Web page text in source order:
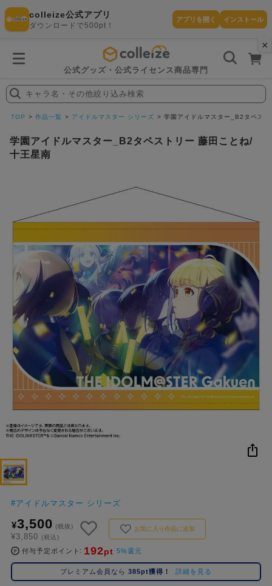
×
colleize公式アプリ
ダウンロードで500pt！
アプリを開く インストール
公式グッズ・公式ライセンス商品専門
探
す
在庫あり
(即納)
セール
ランキン
グ
おすすめ
商品
書籍
NEW
colleize B
OX
コ
レ
イ
キャラ名・その他絞り込み検索
TOP 作品一覧 アイドルマスター シリーズ 学園アイドルマスター_B2タペス
学園アイドルマスター_B2タペストリー 藤田ことね/
十王星南
#アイドルマスター シリーズ
¥3,500 (税抜)
¥3,850 (税込)
お気に入り作品に追加
付与予定ポイント 192pt 5%還元
プレミアム会員なら 385pt獲得！ 詳細を見る